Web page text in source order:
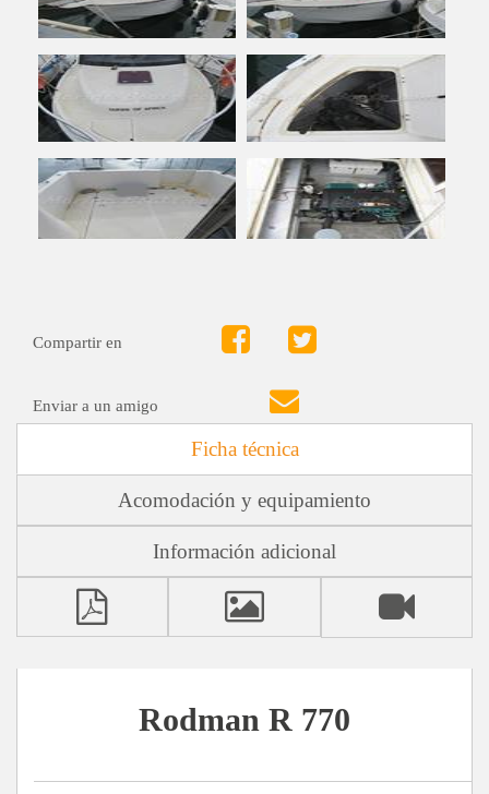
Compartir en
Enviar a un amigo
Ficha técnica
Acomodación y equipamiento
Información adicional
Rodman R 770